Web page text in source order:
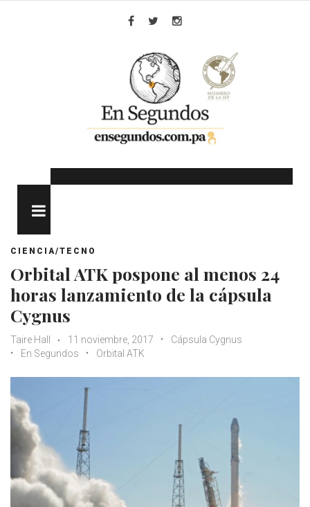
CIENCIA/TECNO
Orbital ATK pospone al menos 24
horas lanzamiento de la cápsula
Cygnus
Taire Hall 11 noviembre, 2017
Cápsula Cygnus
En Segundos
Orbital ATK